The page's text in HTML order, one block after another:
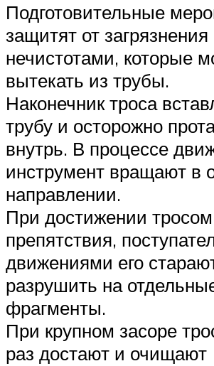
Подготовительные
защитят от загрязнения
нечистотами, которые
вытекать из трубы.
Наконечник троса
трубу и осторожно
внутрь. В процессе
инструмент вращают в
направлении.
При достижении тросом
препятствия,
движениями его
разрушить на
фрагменты.
При крупном засоре
раз достают и очищают